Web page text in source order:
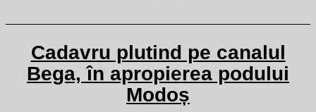
Cadavru plutind pe canalul
Bega, în apropierea podului
Modoș